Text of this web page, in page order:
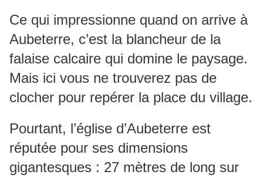
Ce qui impressionne quand on arrive à
Aubeterre, c’est la blancheur de la
falaise calcaire qui domine le paysage.
Mais ici vous ne trouverez pas de
clocher pour repérer la place du village.
Pourtant, l’église d’Aubeterre est
réputée pour ses dimensions
gigantesques : 27 mètres de long sur